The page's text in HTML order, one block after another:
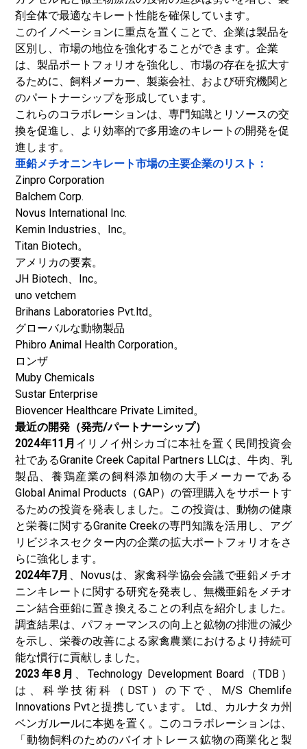
剤全体で最適なキレート性能を確保しています。
このイノベーションに重点を置くことで、企業は製品を
区別し、市場の地位を強化することができます。企業
は、製品ポートフォリオを強化し、市場の存在を拡大す
るために、飼料メーカー、製薬会社、および研究機関と
のパートナーシップを形成しています。
これらのコラボレーションは、専門知識とリソースの交
換を促進し、より効率的で多用途のキレートの開発を促
進します。
亜鉛メチオニンキレート市場の主要企業のリスト：
Zinpro Corporation
Balchem Corp.
Novus International Inc.
Kemin Industries、Inc。
Titan Biotech。
アメリカの要素。
JH Biotech、Inc。
uno vetchem
Brihans Laboratories Pvt.ltd。
グローバルな動物製品
Phibro Animal Health Corporation。
ロンザ
Muby Chemicals
Sustar Enterprise
Biovencer Healthcare Private Limited。
最近の開発（発売/パートナーシップ）
2024年11月 イリノイ州シカゴに本社を置く民間投資会
社であるGranite Creek Capital Partners LLCは、牛肉、乳
製品、養鶏産業の飼料添加物の大手メーカーである
Global Animal Products（GAP）の管理購入をサポートす
るための投資を発表しました。この投資は、動物の健康
と栄養に関するGranite Creekの専門知識を活用し、アグ
リビジネスセクター内の企業の拡大ポートフォリオをさ
らに強化します。
2024年7月 、Novusは、家禽科学協会会議で亜鉛メチオ
ニンキレートに関する研究を発表し、無機亜鉛をメチオ
ニン結合亜鉛に置き換えることの利点を紹介しました。
調査結果は、パフォーマンスの向上と鉱物の排泄の減少
を示し、栄養の改善による家禽農業におけるより持続可
能な慣行に貢献しました。
2023年8月 、Technology Development Board（TDB）
は、科学技術科（DST）の下で、M/S Chemlife
Innovations Pvtと提携しています。 Ltd.、カルナタカ州
ベンガルールに本拠を置く。このコラボレーションは、
「動物飼料のためのバイオトレース鉱物の商業化と製